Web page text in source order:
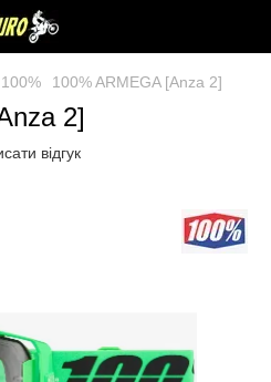
100% ARMEGA [Anza 2]
2]
відгук